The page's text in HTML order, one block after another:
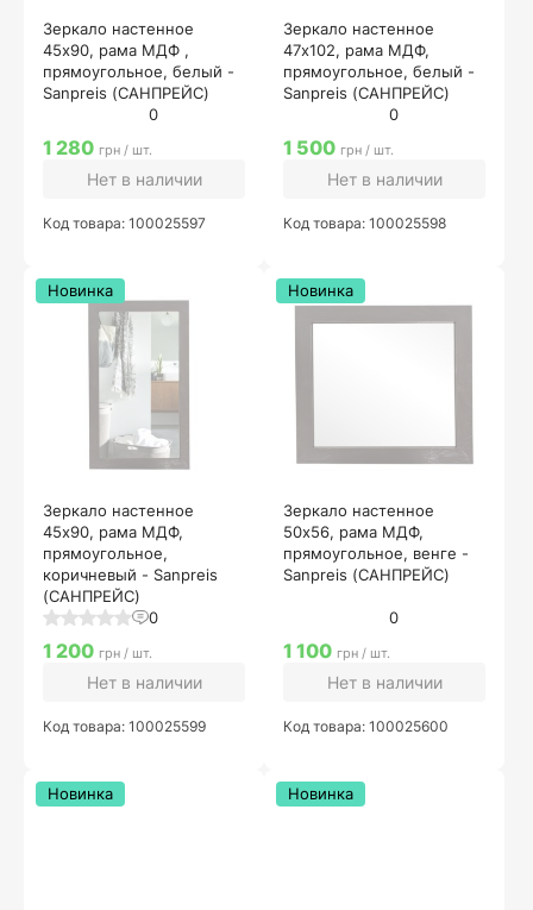
Зеркало настенное
45х90, рама МДФ ,
прямоугольное, белый -
Sanpreis (САНПРЕЙС)
0
1 280 грн / шт.
Нет в наличии
Код товара: 100025597
Зеркало настенное
47х102, рама МДФ,
прямоугольное, белый -
Sanpreis (САНПРЕЙС)
0
1 500 грн / шт.
Нет в наличии
Код товара: 100025598
Зеркало настенное
45х90, рама МДФ,
прямоугольное,
коричневый - Sanpreis
(САНПРЕЙС)
0
Новинка
1 200 грн / шт.
Нет в наличии
Код товара: 100025599
Зеркало настенное
50х56, рама МДФ,
прямоугольное, венге -
Sanpreis (САНПРЕЙС)
0
Новинка
1 100 грн / шт.
Нет в наличии
Код товара: 100025600
Новинка Новинка